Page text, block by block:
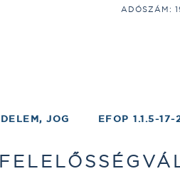
ADÓSZÁM:
JOG EFOP 1.1.5-